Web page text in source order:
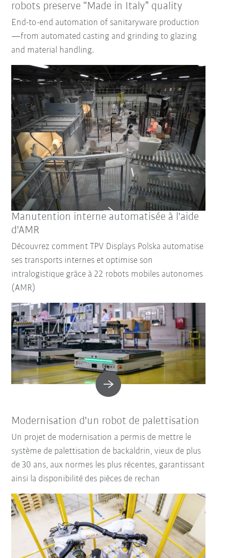
robots preserve “Made in Italy” quality
End-to-end automation of sanitaryware production
—from automated casting and grinding to glazing
and material handling.
Manutention interne automatisée à l'aide
d'AMR
Découvrez comment TPV Displays Polska automatise
ses transports internes et optimise son
intralogistique grâce à 22 robots mobiles autonomes
(AMR)
Modernisation d'un robot de palettisation
Un projet de modernisation a permis de mettre le
système de palettisation de backaldrin, vieux de plus
de 30 ans, aux normes les plus récentes, garantissant
ainsi la disponibilité des pièces de rechan